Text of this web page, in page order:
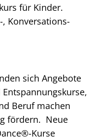
für Kinder.
Konversations-
sich Angebote
Beruf machen
fördern. Neue
Kurse